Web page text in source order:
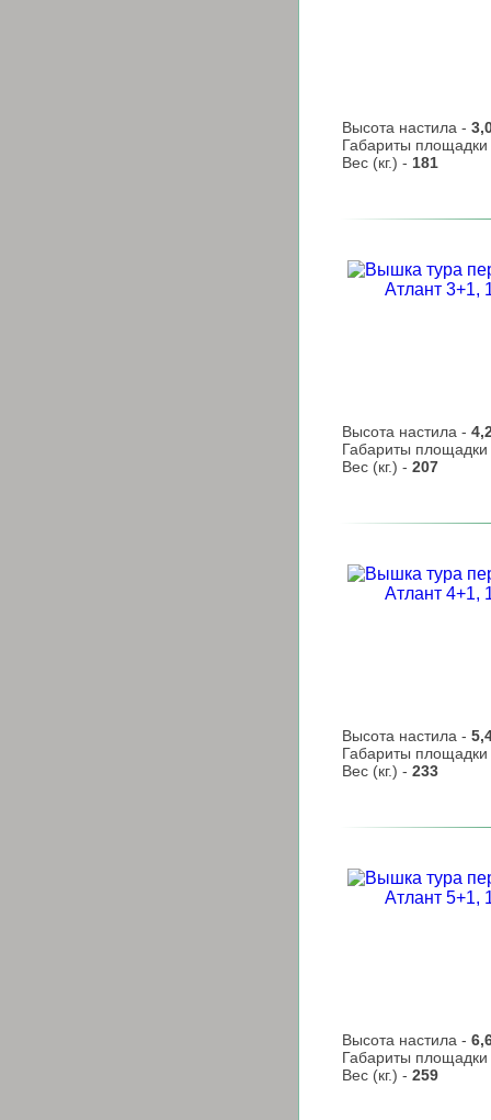
Высота настила -
Габариты
Вес (кг.) - 181
Высота настила -
Габариты
Вес (кг.) - 207
Высота настила -
Габариты
Вес (кг.) - 233
Высота настила -
Габариты
Вес (кг.) - 259